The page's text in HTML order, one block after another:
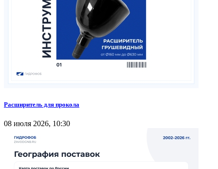
Расширитель для прокола
08 июля 2026, 10:30